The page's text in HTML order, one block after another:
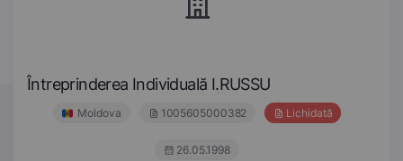
Întreprinderea Individuală I.RUSSU
Moldova 1005605000382 Lichidată
26.05.1998